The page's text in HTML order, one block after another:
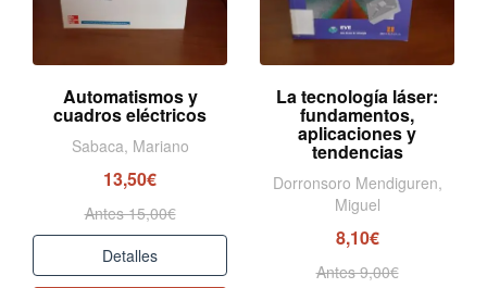
Automatismos y
cuadros eléctricos
Sabaca, Mariano
13,50€
Antes 15,00€
Detalles
La tecnología láser:
fundamentos,
aplicaciones y
tendencias
Dorronsoro Mendiguren,
Miguel
8,10€
Antes 9,00€